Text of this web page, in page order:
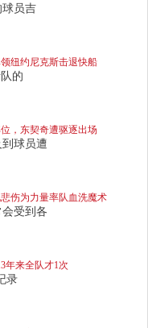
球员吉
纽约尼克斯击退快船
的
，东契奇遭驱逐出场
球员遭
伤为力量率队血洗魔术
受到各
年来全队才1次
录